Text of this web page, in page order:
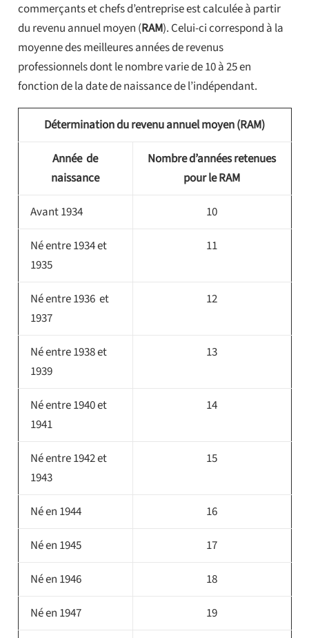
commerçants et chefs d’entreprise est calculée à partir
du revenu annuel moyen (RAM). Celui-ci correspond à la
moyenne des meilleures années de revenus
professionnels dont le nombre varie de 10 à 25 en
fonction de la date de naissance de l’indépendant.
Détermination du revenu annuel moyen (RAM)
Année de
naissance
Nombre d’années retenues
pour le RAM
Avant 1934 10
Né entre 1934 et
1935
11
Né entre 1936 et
1937
12
Né entre 1938 et
1939
13
Né entre 1940 et
1941
14
Né entre 1942 et
1943
15
Né en 1944 16
Né en 1945 17
Né en 1946 18
Né en 1947 19